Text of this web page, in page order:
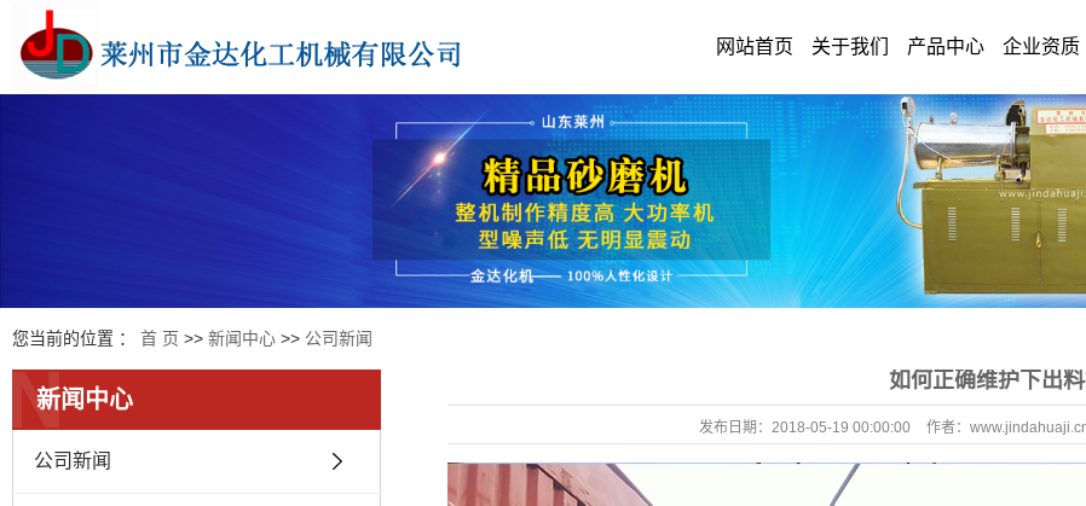
网站首页 关于我们 产品中心 企业资质
您当前的位置 ： 首 页 >> 新闻中心 >> 公司新闻
新闻中心
N
公司新闻
如何正确维护下出料
发布日期： 2018-05-19 00:00:00 作者：